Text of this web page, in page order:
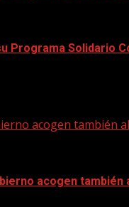
Programa Solidario
acogen también
acogen también